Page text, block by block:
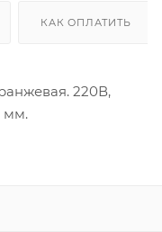
КАК ОПЛАТИТЬ
220В,
мм.